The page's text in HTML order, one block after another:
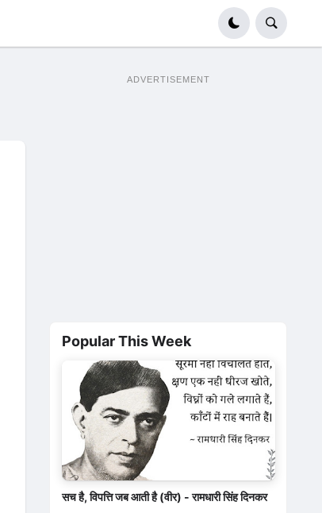
ADVERTISEMENT
Popular This Week
सच है, विपत्ति जब आती है (वीर) - रामधारी सिंह दिनकर